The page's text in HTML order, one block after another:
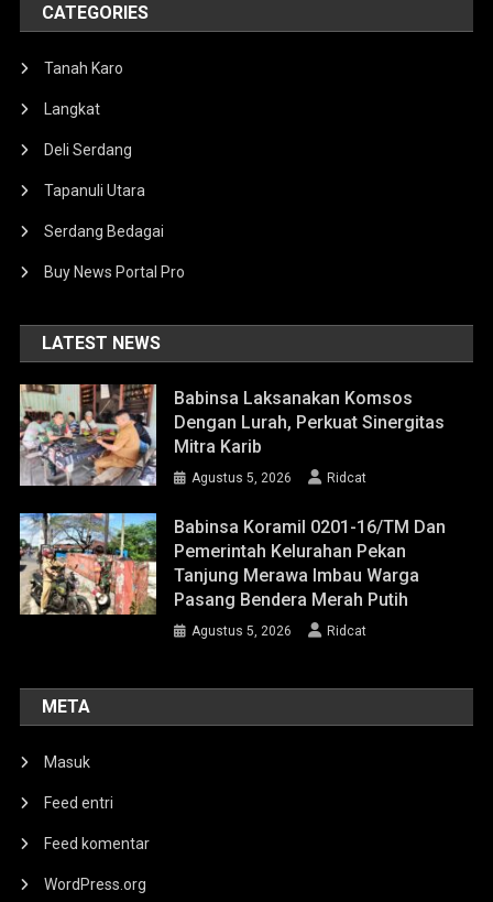
CATEGORIES
Tanah Karo
Langkat
Deli Serdang
Tapanuli Utara
Serdang Bedagai
Buy News Portal Pro
LATEST NEWS
Babinsa Laksanakan Komsos
Dengan Lurah, Perkuat Sinergitas
Mitra Karib
Agustus 5, 2026 Ridcat
Babinsa Koramil 0201-16/TM Dan
Pemerintah Kelurahan Pekan
Tanjung Merawa Imbau Warga
Pasang Bendera Merah Putih
Agustus 5, 2026 Ridcat
META
Masuk
Feed entri
Feed komentar
WordPress.org